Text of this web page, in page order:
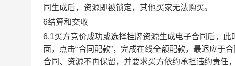
同生成后，资源即被锁定，其他买家无法购买。
6结算和交收
6.1买方竞价成功或选择挂牌资源生成电子合同后，
面，点击“合同配款”，完成在线全额配款，最迟应于
合同、资源不再保留，并要求买方依约承担违约责任